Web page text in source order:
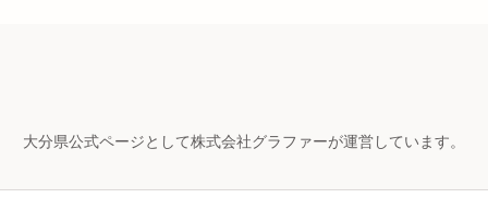
大分県公式ページとして株式会社グラファーが運営しています。